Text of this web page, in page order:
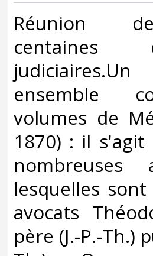
‎Réunion
centaines
ensemble
volumes de
1870) : il
nombreuses
lesquelles
avocats
père (J.-P.-Th.)